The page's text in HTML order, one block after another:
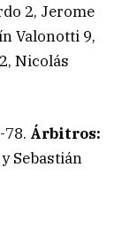
2, Jerome
Valonotti 9,
Nicolás
78. Árbitros:
Sebastián